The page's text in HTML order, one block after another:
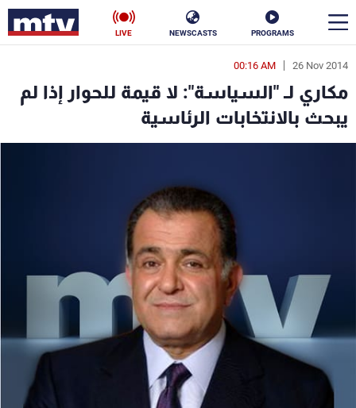
PROGRAMS
NEWSCASTS
LIVE
26 Nov 2014
00:16 AM
مكاري لـ "السياسة": لا قيمة للحوار إذا لم
يبحث بالانتخابات الرئاسية
en
الأخبار
سياسة ناس
فن
رياضة
البرامج
جدول البرامج
شاهد البرامج
الترددات